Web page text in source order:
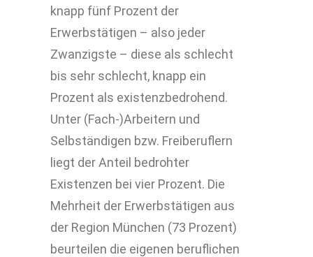
knapp fünf Prozent der
Erwerbstätigen – also jeder
Zwanzigste – diese als schlecht
bis sehr schlecht, knapp ein
Prozent als existenzbedrohend.
Unter (Fach-)Arbeitern und
Selbständigen bzw. Freiberuflern
liegt der Anteil bedrohter
Existenzen bei vier Prozent. Die
Mehrheit der Erwerbstätigen aus
der Region München (73 Prozent)
beurteilen die eigenen beruflichen